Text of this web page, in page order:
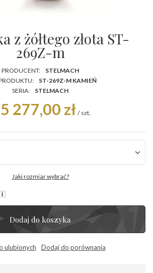
z żółtego złota ST-
269Z-m
PRODUCENT:
STELMACH
ST-269Z-M KAMIEŃ
SERIA:
STELMACH
277,00 zł / szt.
Jaki rozmiar wybrać?
Dodaj do koszyka
ulubionych Dodaj do porównania